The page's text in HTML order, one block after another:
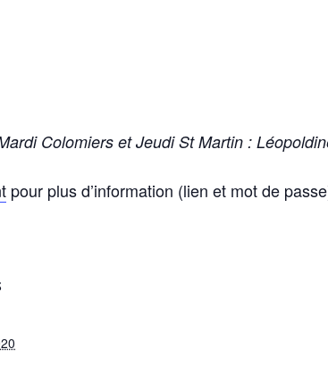
Colomiers et Jeudi St Martin :
pour plus d’information (lien et mot de